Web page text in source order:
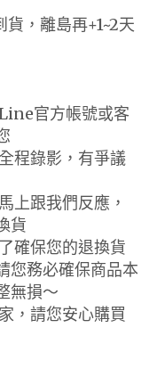
，離島再+1~2天
官方帳號或客
程錄影，有爭議
跟我們反應，
貨
確保您的退換貨
您務必確保商品本
無損～
，請您安心購買